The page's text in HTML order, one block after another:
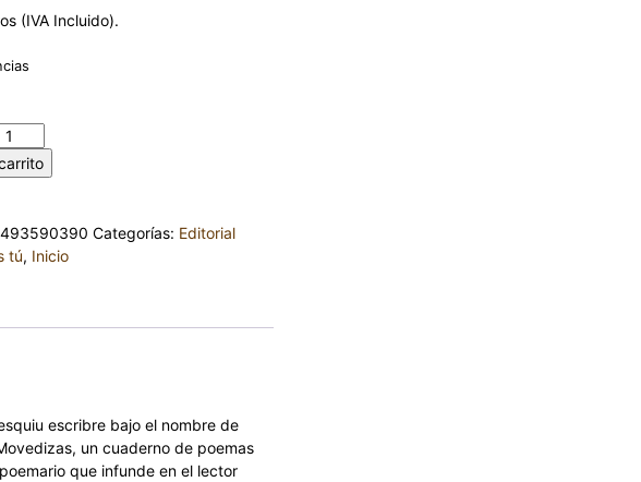
(IVA Incluido).
Categorías: Editorial
tú, Inicio
escribre bajo el nombre de
un cuaderno de poemas
que infunde en el lector